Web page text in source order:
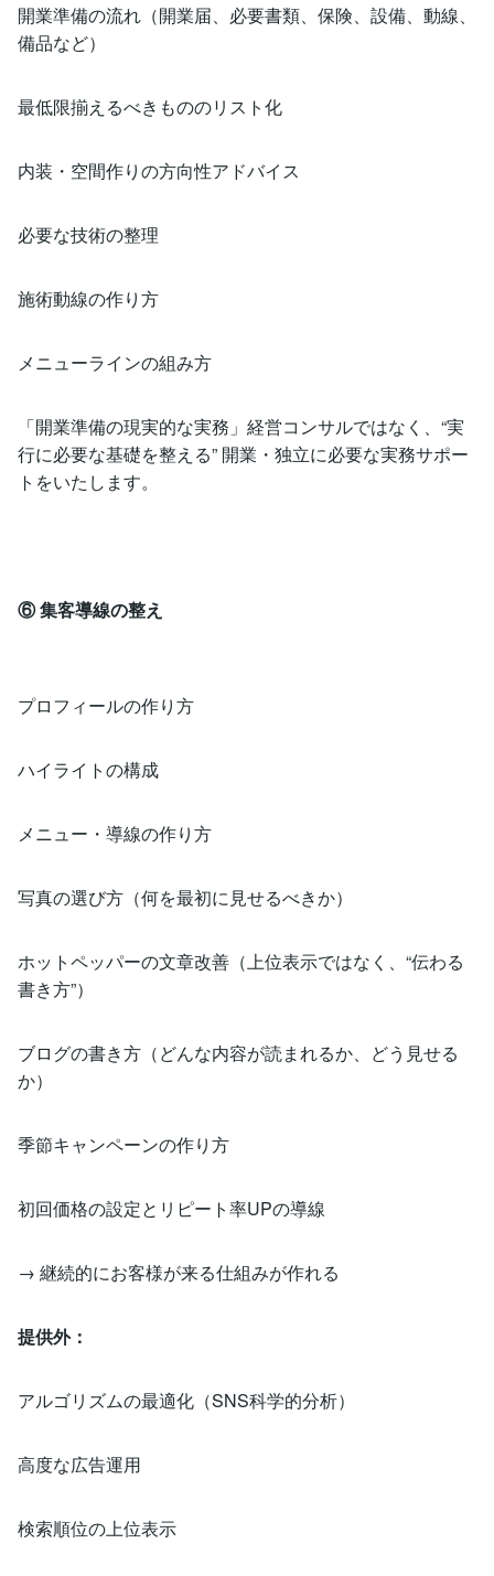
開業準備の流れ（開業届、必要書類、保険、設備、動線、
備品など）
最低限揃えるべきもののリスト化
内装・空間作りの方向性アドバイス
必要な技術の整理
施術動線の作り方
メニューラインの組み方
「開業準備の現実的な実務」経営コンサルではなく、“実
行に必要な基礎を整える” 開業・独立に必要な実務サポー
トをいたします。
⑥ 集客導線の整え
プロフィールの作り方
ハイライトの構成
メニュー・導線の作り方
写真の選び方（何を最初に見せるべきか）
ホットペッパーの文章改善（上位表示ではなく、“伝わる
書き方”）
ブログの書き方（どんな内容が読まれるか、どう見せる
か）
季節キャンペーンの作り方
初回価格の設定とリピート率UPの導線
→ 継続的にお客様が来る仕組みが作れる
提供外：
アルゴリズムの最適化（SNS科学的分析）
高度な広告運用
検索順位の上位表示